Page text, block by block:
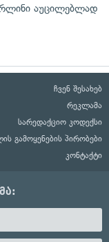
აუცილებლად
ჩვენ შესახებ
რეკლამა
სარედაქციო კოდექსი
გამოყენების პირობები
კონტაქტი